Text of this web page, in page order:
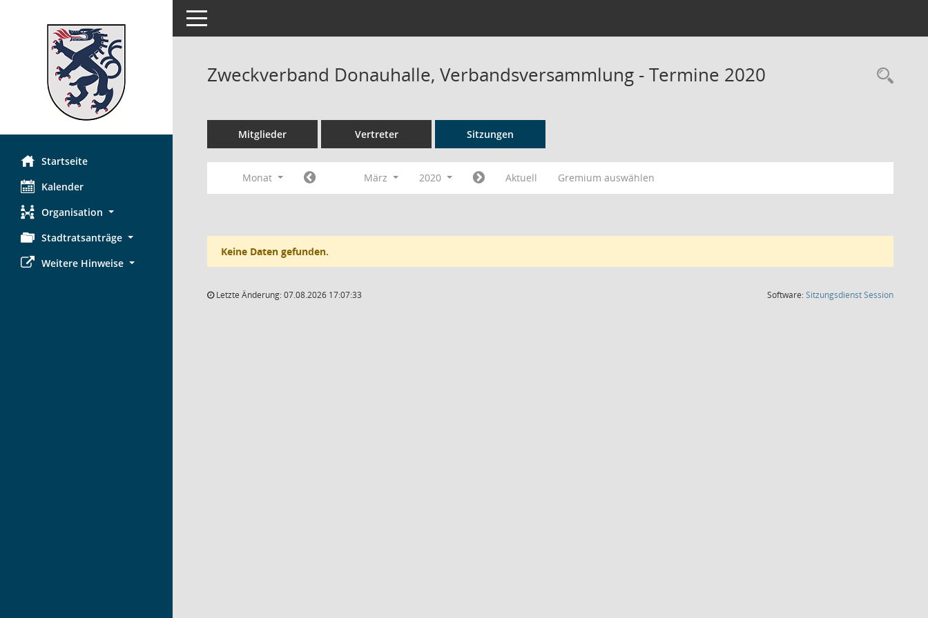
Startseite
Kalender
Organisation
Stadtratsanträge
Weitere Hinweise
Toggle navigation
Zweckverband Donauhalle, Verbandsversammlung - Termine 2020
Mitglieder Vertreter Sitzungen
Monat März 2020 Aktuell Gremium auswählen
Keine Daten gefunden.
Letzte Änderung: 07.08.2026 17:07:33 Software:SitzungsdienstSession(Wird in